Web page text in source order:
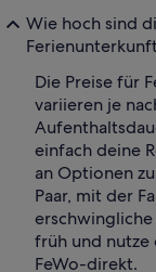
Wie hoch sind
Die Preise für
variieren je
einfach deine
an Optionen
Paar, mit der
früh und nutze
FeWo-direkt.